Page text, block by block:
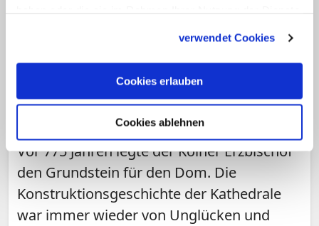
verwendet Cookies
Cookies erlauben
Cookies ablehnen
Vor 775 Jahren wurde der Grundstein für
die Kathedrale gelegt
Der Kölner Dom: Wahrzeichen und
"ewige Baustelle"
Vor 775 Jahren legte der Kölner Erzbischof
den Grundstein für den Dom. Die
Konstruktionsgeschichte der Kathedrale
war immer wieder von Unglücken und